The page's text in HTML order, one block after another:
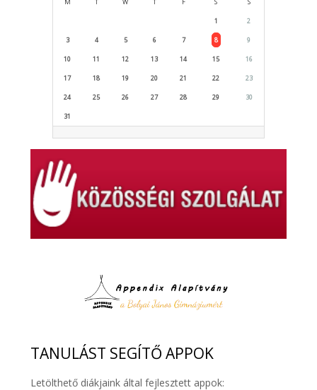
1 2
3 4 5 6 7 8 9
10 11 12 13 14 15 16
17 18 19 20 21 22 23
24 25 26 27 28 29 30
31
TANULÁST SEGÍTŐ APPOK
Letölthető diákjaink által fejlesztett appok: